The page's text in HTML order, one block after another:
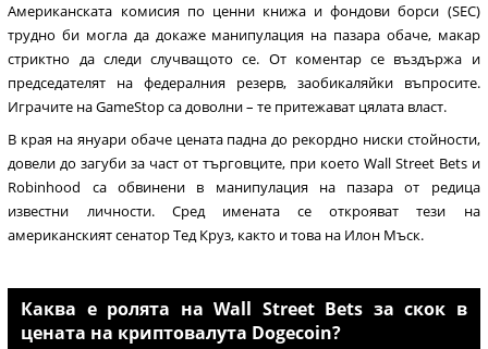
Американската комисия по ценни книжа и фондови борси (SEC)
трудно би могла да докаже манипулация на пазара обаче, макар
стриктно да следи случващото се. От коментар се въздържа и
председателят на федералния резерв, заобикаляйки въпросите.
Играчите на GameStop са доволни – те притежават цялата власт.
В края на януари обаче цената падна до рекордно ниски стойности,
довели до загуби за част от търговците, при което Wall Street Bets и
Robinhood са обвинени в манипулация на пазара от редица
известни личности. Сред имената се открояват тези на
американският сенатор Тед Круз, както и това на Илон Мъск.
Каква е ролята на Wall Street Bets за скок в
цената на криптовалута Dogecoin?